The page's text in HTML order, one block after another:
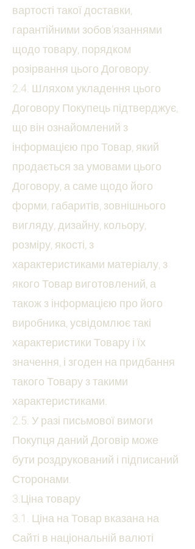
вартості такої доставки,
гарантійними зобов’язаннями
щодо товару, порядком
розірвання цього Договору.
2.4. Шляхом укладення цього
Договору Покупець підтверджує,
що він ознайомлений з
інформацією про Товар, який
продається за умовами цього
Договору, а саме щодо його
форми, габаритів, зовнішнього
вигляду, дизайну, кольору,
розміру, якості, з
характеристиками матеріалу, з
якого Товар виготовлений, а
також з інформацією про його
виробника, усвідомлює такі
характеристики Товару і їх
значення, і згоден на придбання
такого Товару з такими
характеристиками.
2.5. У разі письмової вимоги
Покупця даний Договір може
бути роздрукований і підписаний
Сторонами.
3.Ціна товару
3.1. Ціна на Товар вказана на
Сайті в національній валюті